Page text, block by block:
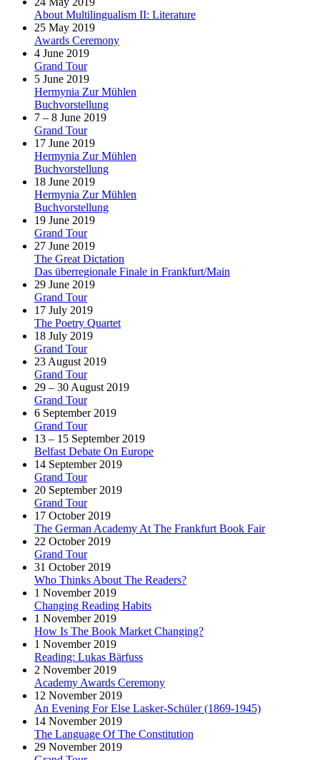
About Multilingualism II: Literature
25 May 2019
Awards Ceremony
4 June 2019
Grand Tour
5 June 2019
Hermynia Zur Mühlen
Buchvorstellung
7 – 8 June 2019
Grand Tour
17 June 2019
Hermynia Zur Mühlen
Buchvorstellung
18 June 2019
Hermynia Zur Mühlen
Buchvorstellung
19 June 2019
Grand Tour
27 June 2019
The Great Dictation
Das überregionale Finale in Frankfurt/Main
29 June 2019
Grand Tour
17 July 2019
The Poetry Quartet
18 July 2019
Grand Tour
23 August 2019
Grand Tour
29 – 30 August 2019
Grand Tour
6 September 2019
Grand Tour
13 – 15 September 2019
Belfast Debate On Europe
14 September 2019
Grand Tour
20 September 2019
Grand Tour
17 October 2019
The German Academy At The Frankfurt Book Fair
22 October 2019
Grand Tour
31 October 2019
Who Thinks About The Readers?
1 November 2019
Changing Reading Habits
1 November 2019
How Is The Book Market Changing?
1 November 2019
Reading: Lukas Bärfuss
2 November 2019
Academy Awards Ceremony
12 November 2019
An Evening For Else Lasker-Schüler (1869-1945)
14 November 2019
The Language Of The Constitution
29 November 2019